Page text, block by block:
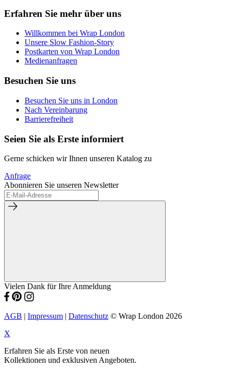
Erfahren Sie mehr über uns
Willkommen bei Wrap London
Unsere Slow Fashion-Story
Postkarten von Wrap London
Medienanfragen
Besuchen Sie uns
Besuchen Sie uns in London
Nach Vereinbarung
Barrierefreiheit
Seien Sie als Erste informiert
Gerne schicken wir Ihnen unseren Katalog zu
Anfrage
Abonnieren Sie unseren Newsletter
Vielen Dank für Ihre Anmeldung
AGB | Impressum | Datenschutz © Wrap London 2026
X
Erfahren Sie als Erste von neuen
Kollektionen und exklusiven Angeboten.